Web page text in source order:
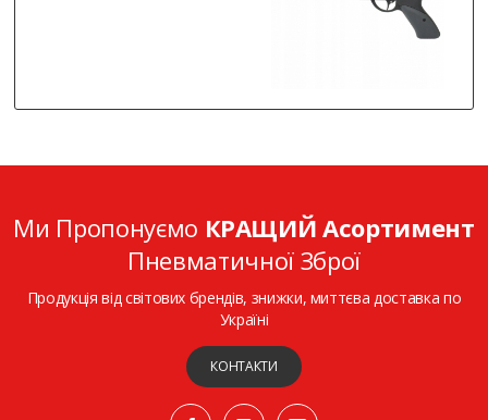
Ми Пропонуємо КРАЩИЙ Асортимент
Пневматичної Зброї
Продукція від світових брендів, знижки, миттєва доставка по
Україні
КОНТАКТИ